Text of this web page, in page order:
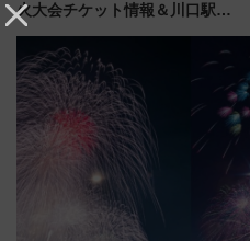
火大会チケット情報＆川口駅か
らのアクセスガイド